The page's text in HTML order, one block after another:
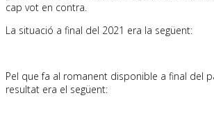
cap vot en contra.
La situació a final del 2021 era la següent:
Pel que fa al romanent disponible a final del
resultat era el següent: